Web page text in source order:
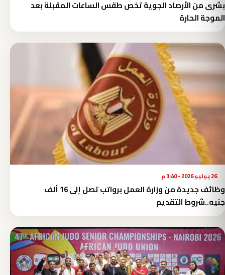
بشرى من الأرصاد الجوية تخص طقس الساعات المقبلة بعد
الموجة الحارة
26 يوليو 2026 - 3:40 م
وظائف جديدة من وزارة العمل برواتب تصل إلى 16 ألف
جنيه..شروط التقديم